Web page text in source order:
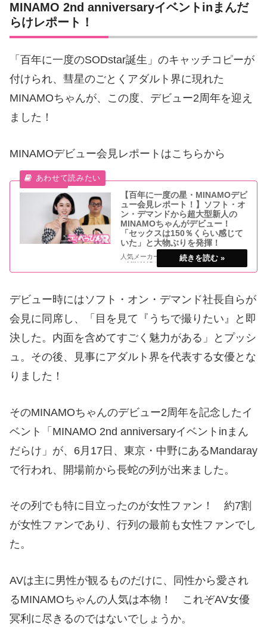
MINAMO 2nd anniversaryイベントinまんだ
らけレポート！
「百年に一度のSODstar誕生」のキャッチコピーが
付けられ、彗星のごとくアダルト界に現れた
MINAMOちゃんが、この度、デビュー2周年を迎え
ました！
MINAMOデビュー会見レポートはこちらから
【百年に一度の星・MINAMOデビ
ュー会見レポート！】ソフト・オ
ン・デマンドから超大型新人の
MINAMOちゃんがデビュー！
「セックスは150％くらい感じて
いた」と大物ぶりを発揮！
人気メーカー『SOD star』から超大型新人
のMINAMOちゃんがAVデビュー！ 「百年
に一度のSODstar誕生」とのキャッチコピ
グッとくる胸とお尻と、もはや全
デビュー時にはソフト・オン・デマンド社長自らが
会見に同席し、「目を見て『うちで撮りたい』と即
決した。内面を含めてすごく魅力がある」とプッシ
ュ。その後、見事にアダルト界を代表する女優とな
りました！
そのMINAMOちゃんのデビュー2周年を記念したイ
ベント「MINAMO 2nd anniversaryイベントinまん
だらけ」が、6月17日、東京・中野にあるMandaray
で行われ、開場前から長蛇の列が出来ました。
その列でも特に目立ったのが女性ファン！ 約7割
が女性ファンであり、行列の最前も女性ファンでし
た。
AVは主に男性が観るものだけに、同性から愛され
るMINAMOちゃんの人気は本物！ これぞAV女優
冥利に尽きるのではないでしょうか。